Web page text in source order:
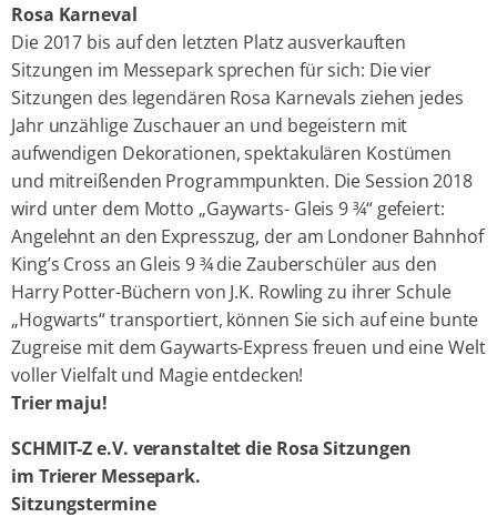
Rosa Karneval
Die 2017 bis auf den letzten Platz ausverkauften
Sitzungen im Messepark sprechen für sich: Die vier
Sitzungen des legendären Rosa Karnevals ziehen jedes
Jahr unzählige Zuschauer an und begeistern mit
aufwendigen Dekorationen, spektakulären Kostümen
und mitreißenden Programmpunkten. Die Session 2018
wird unter dem Motto „Gaywarts- Gleis 9 ¾“ gefeiert:
Angelehnt an den Expresszug, der am Londoner Bahnhof
King’s Cross an Gleis 9 ¾ die Zauberschüler aus den
Harry Potter-Büchern von J.K. Rowling zu ihrer Schule
„Hogwarts“ transportiert, können Sie sich auf eine bunte
Zugreise mit dem Gaywarts-Express freuen und eine Welt
voller Vielfalt und Magie entdecken!
Trier maju!
SCHMIT-Z e.V. veranstaltet die Rosa Sitzungen
im Trierer Messepark.
Sitzungstermine